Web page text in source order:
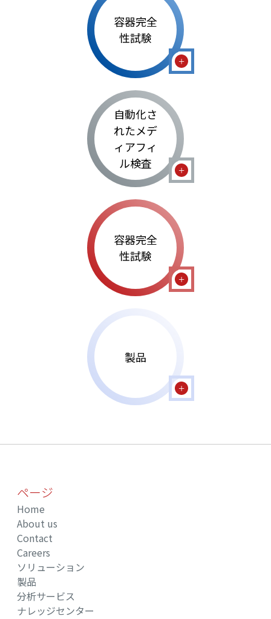
容器完全
性試験
自動化さ
れたメデ
ィアフィ
ル検査
容器完全
性試験
製品
ページ
Home
About us
Contact
Careers
ソリューション
製品
分析サービス
ナレッジセンター